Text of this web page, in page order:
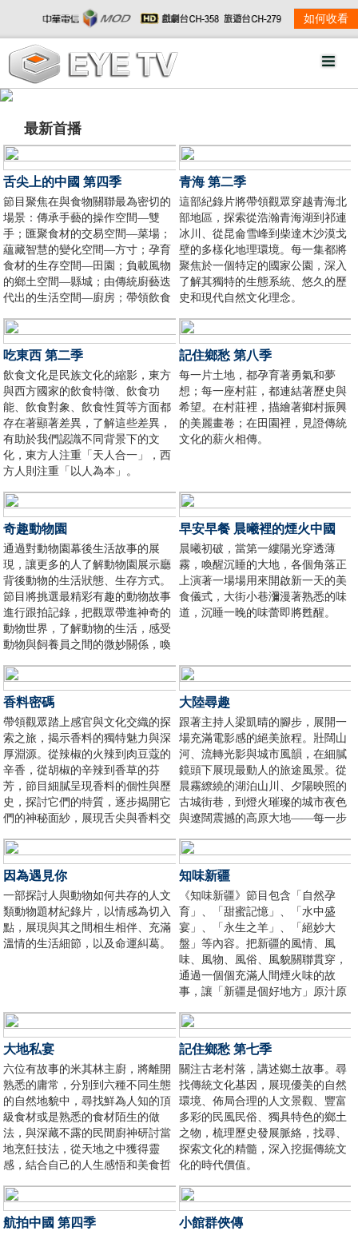
如何收看
最新首播
舌尖上的中國 第四季
節目聚焦在與食物關聯最為密切的
場景：傳承手藝的操作空間—雙
手；匯聚食材的交易空間—菜場；
蘊藏智慧的變化空間—方寸；孕育
食材的生存空間—田園；負載風物
的鄉土空間—縣城；由傳統廚藝迭
代出的生活空間—廚房；帶領飲食
青海 第二季
這部紀錄片將帶領觀眾穿越青海北
部地區，探索從浩瀚青海湖到祁連
冰川、從昆侖雪峰到柴達木沙漠戈
壁的多樣化地理環境。每一集都將
聚焦於一個特定的國家公園，深入
了解其獨特的生態系統、悠久的歷
史和現代自然文化理念。
吃東西 第二季
飲食文化是民族文化的縮影，東方
與西方國家的飲食特徵、飲食功
能、飲食對象、飲食性質等方面都
存在著顯著差異，了解這些差異，
有助於我們認識不同背景下的文
化，東方人注重「天人合一」，西
方人則注重「以人為本」。
記住鄉愁 第八季
每一片土地，都孕育著勇氣和夢
想；每一座村莊，都連結著歷史與
希望。在村莊裡，描繪著鄉村振興
的美麗畫卷；在田園裡，見證傳統
文化的薪火相傳。
奇趣動物園
通過對動物園幕後生活故事的展
現，讓更多的人了解動物園展示廳
背後動物的生活狀態、生存方式。
節目將挑選最精彩有趣的動物故事
進行跟拍記錄，把觀眾帶進神奇的
動物世界，了解動物的生活，感受
動物與飼養員之間的微妙關係，喚
早安早餐 晨曦裡的煙火中國
晨曦初破，當第一縷陽光穿透薄
霧，喚醒沉睡的大地，各個角落正
上演著一場場用來開啟新一天的美
食儀式，大街小巷瀰漫著熟悉的味
道，沉睡一晚的味蕾即將甦醒。
香料密碼
帶領觀眾踏上感官與文化交織的探
索之旅，揭示香料的獨特魅力與深
厚淵源。從辣椒的火辣到肉豆蔻的
辛香，從胡椒的辛辣到香草的芬
芳，節目細膩呈現香料的個性與歷
史，探討它們的特質，逐步揭開它
們的神秘面紗，展現舌尖與香料交
大陸尋趣
跟著主持人梁凱晴的腳步，展開一
場充滿電影感的絕美旅程。壯闊山
河、流轉光影與城市風韻，在細膩
鏡頭下展現最動人的旅途風景。從
晨霧繚繞的湖泊山川、夕陽映照的
古城街巷，到燈火璀璨的城市夜色
與遼闊震撼的高原大地——每一步
因為遇見你
一部探討人與動物如何共存的人文
類動物題材紀錄片，以情感為切入
點，展現與其之間相生相伴、充滿
溫情的生活細節，以及命運糾葛。
知味新疆
《知味新疆》節目包含「自然孕
育」、「甜蜜記憶」、「水中盛
宴」、「永生之羊」、「絕妙大
盤」等內容。把新疆的風情、風
味、風物、風俗、風貌關聯貫穿，
通過一個個充滿人間煙火味的故
事，讓「新疆是個好地方」原汁原
大地私宴
六位有故事的米其林主廚，將離開
熟悉的庸常，分別到六種不同生態
的自然地貌中，尋找鮮為人知的頂
級食材或是熟悉的食材陌生的做
法，與深藏不露的民間廚神研討當
地烹飪技法，從天地之中獲得靈
感，結合自己的人生感悟和美食哲
記住鄉愁 第七季
關注古老村落，講述鄉土故事。尋
找傳統文化基因，展現優美的自然
環境、佈局合理的人文景觀、豐富
多彩的民風民俗、獨具特色的鄉土
之物，梳理歷史發展脈絡，找尋、
探索文化的精髓，深入挖掘傳統文
化的時代價值。
航拍中國 第四季 小館群俠傳